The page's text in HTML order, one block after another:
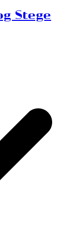
Stege